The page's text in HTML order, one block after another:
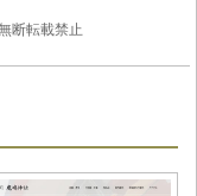
断転載禁止